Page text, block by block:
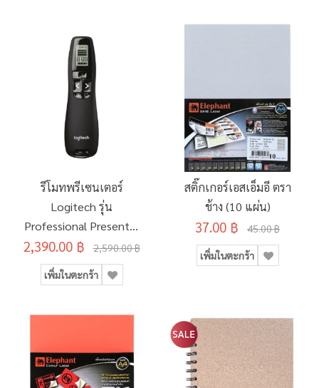
รีโมทพรีเซนเตอร์
Logitech รุ่น
Professional Presenter
R800
2,390.00 ฿ 2,590.00 ฿
เพิ่มในตะกร้า
สติ๊กเกอร์เอสเอ็มอี ตรา
ช้าง (10 แผ่น)
37.00 ฿ 45.00 ฿
เพิ่มในตะกร้า